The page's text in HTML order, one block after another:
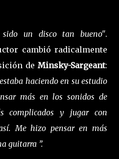
un disco tan bueno".
cambió radicalmente
de Minsky-Sargeant:
haciendo en su estudio
más en los sonidos de
complicados y jugar con
Me hizo pensar en más
guitarra ”.